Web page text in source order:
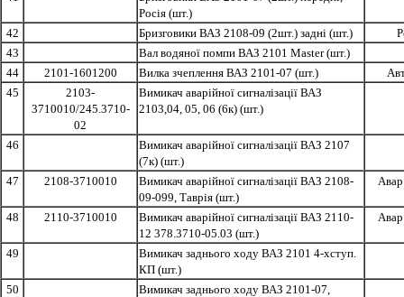
Росія (шт.)
42
Бризговики ВАЗ 2108-09 (2шт.) задні (шт.)
43
Вал водяної помпи ВАЗ 2101 Master (шт.)
44
2101-1601200 Вилка зчеплення ВАЗ 2101-07 (шт.)
45
2103-
3710010/245.3710-
02
Вимикач аварійної сигналізації ВАЗ
2103,04, 05, 06 (6к) (шт.)
46
Вимикач аварійної сигналізації ВАЗ 2107
(7к) (шт.)
47
2108-3710010
Вимикач аварійної сигналізації ВАЗ 2108-
09-099, Таврія (шт.)
48 2110-3710010
Вимикач аварійної сигналізації ВАЗ 2110-
12 378.3710-05.03 (шт.)
49
Вимикач заднього ходу ВАЗ 2101 4-хступ.
КП (шт.)
50
Вимикач заднього ходу ВАЗ 2101-07,